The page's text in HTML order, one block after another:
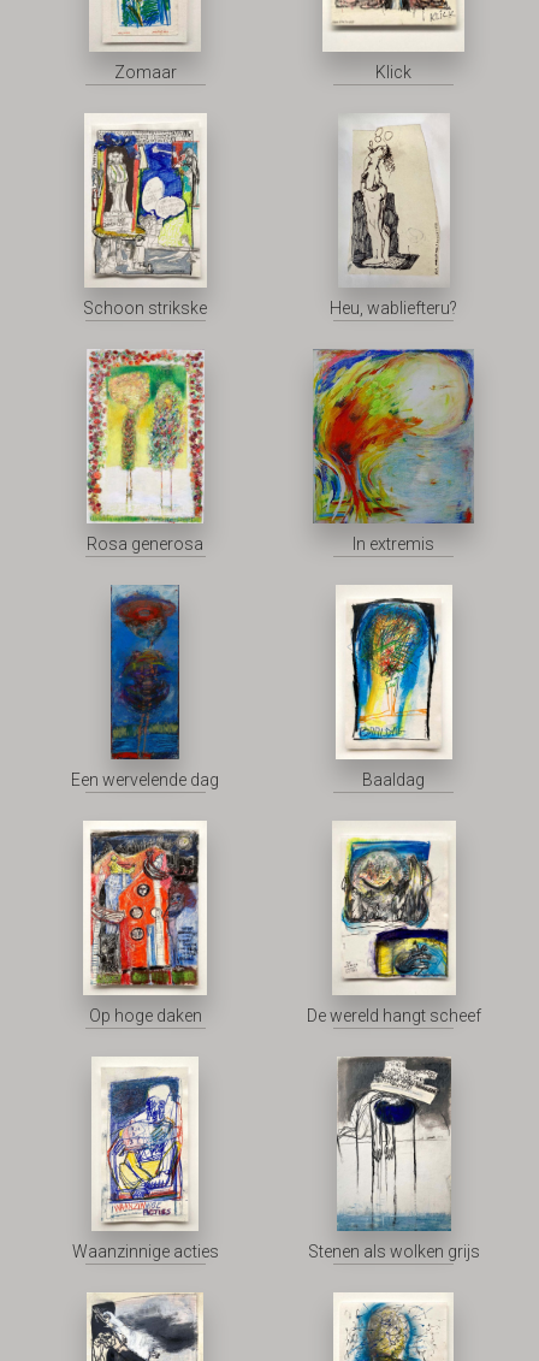
Zomaar Klick
Schoon strikske Heu, wabliefteru?
Rosa generosa In extremis
Een wervelende dag Baaldag
Op hoge daken De wereld hangt scheef
Waanzinnige acties Stenen als wolken grijs